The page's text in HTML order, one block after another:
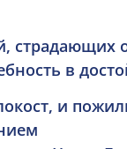
страдающих
в
и